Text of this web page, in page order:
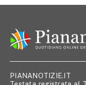
PIANANOTIZIE.IT